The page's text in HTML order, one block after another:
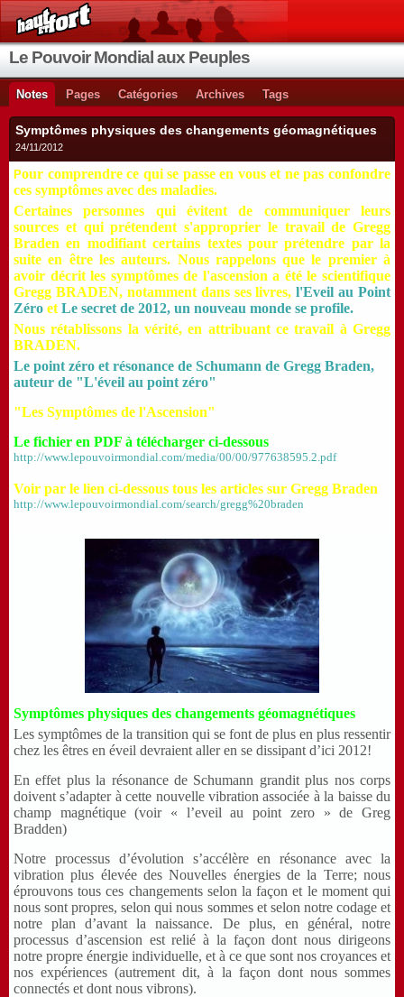
Le Pouvoir Mondial aux Peuples
Notes Pages Catégories Archives Tags
Symptômes physiques des changements géomagnétiques
24/11/2012
Pour comprendre ce qui se passe en vous et ne pas confondre
ces symptômes avec des maladies.
Certaines personnes qui évitent de communiquer leurs
sources et qui prétendent s'approprier le travail de Gregg
Braden en modifiant certains textes pour prétendre par la
suite en être les auteurs. Nous rappelons que le premier à
avoir décrit les symptômes de l'ascension a été le scientifique
Gregg BRADEN, notamment dans ses livres, l'Eveil au Point
Zéro et Le secret de 2012, un nouveau monde se profile.
Nous rétablissons la vérité, en attribuant ce travail à Gregg
BRADEN.
Le point zéro et résonance de Schumann de Gregg Braden,
auteur de "L'éveil au point zéro"
"Les Symptômes de l'Ascension"
Le fichier en PDF à télécharger ci-dessous
http://www.lepouvoirmondial.com/media/00/00/977638595.2.pdf
Voir par le lien ci-dessous tous les articles sur Gregg Braden
http://www.lepouvoirmondial.com/search/gregg%20braden
Symptômes physiques des changements géomagnétiques
Les symptômes de la transition qui se font de plus en plus ressentir
chez les êtres en éveil devraient aller en se dissipant d’ici 2012!
En effet plus la résonance de Schumann grandit plus nos corps
doivent s’adapter à cette nouvelle vibration associée à la baisse du
champ magnétique (voir « l’eveil au point zero » de Greg
Bradden)
Notre processus d’évolution s’accélère en résonance avec la
vibration plus élevée des Nouvelles énergies de la Terre; nous
éprouvons tous ces changements selon la façon et le moment qui
nous sont propres, selon qui nous sommes et selon notre codage et
notre plan d’avant la naissance. De plus, en général, notre
processus d’ascension est relié à la façon dont nous dirigeons
notre propre énergie individuelle, et à ce que sont nos croyances et
nos expériences (autrement dit, à la façon dont nous sommes
connectés et dont nous vibrons).